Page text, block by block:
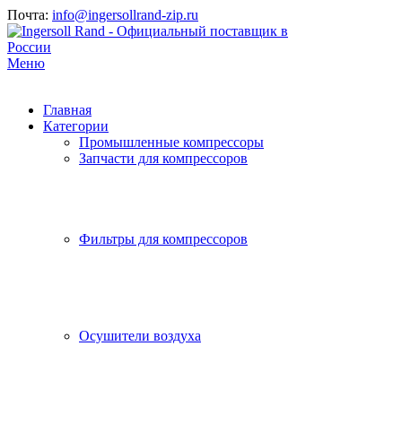
Почта: info@ingersollrand-zip.ru
Меню
Главная
Категории
Промышленные компрессоры
Запчасти для компрессоров
Фильтры для компрессоров
Осушители воздуха